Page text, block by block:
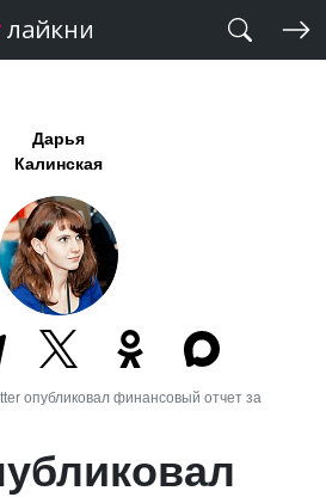
Дарья
Калинская
опубликовал финансовый отчет за